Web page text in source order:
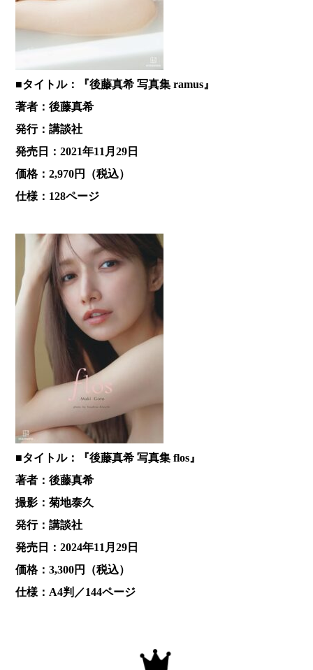
■タイトル：『後藤真希 写真集 ramus』
著者：後藤真希
発行：講談社
発売日：2021年11月29日
価格：2,970円（税込）
仕様：128ページ
■タイトル：『後藤真希 写真集 flos』
著者：後藤真希
撮影：菊地泰久
発行：講談社
発売日：2024年11月29日
価格：3,300円（税込）
仕様：A4判／144ページ